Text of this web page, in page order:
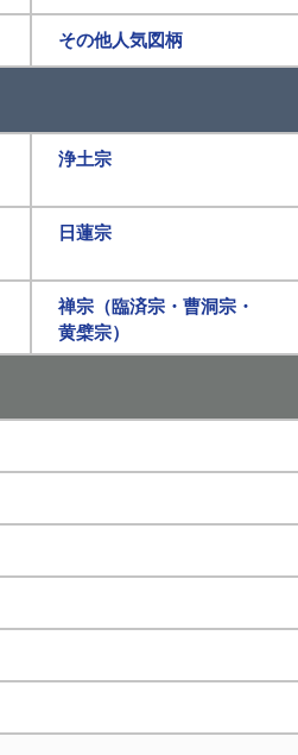
その他人気図柄
浄土宗
日蓮宗
禅宗（臨済宗・曹洞宗・
黄檗宗）